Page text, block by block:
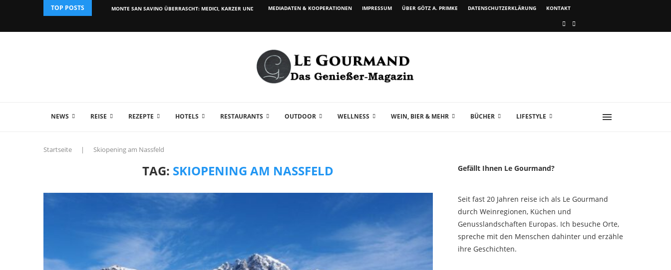
TOP POSTS MONTE SAN SAVINO ÜBERRASCHT: MEDICI, KARZER UND WEIN...MEDIADATEN & KOOPERATIONEN IMPRESSUM ÜBER GÖTZ A. PRIMKE DATENSCHUTZERKLÄRUNG KONTAKT
NEWS REISE REZEPTE HOTELS RESTAURANTS OUTDOOR WELLNESS WEIN, BIER & MEHR BÜCHER LIFESTYLE
Startseite | Skiopening am Nassfeld
TAG: SKIOPENING AM NASSFELD Gefällt Ihnen Le Gourmand?
Seit fast 20 Jahren reise ich als Le Gourmand
durch Weinregionen, Küchen und
Genusslandschaften Europas. Ich besuche Orte,
spreche mit den Menschen dahinter und erzähle
ihre Geschichten.